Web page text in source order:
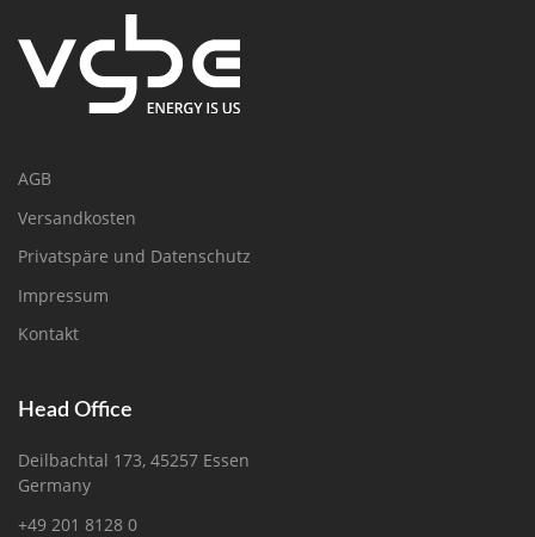
AGB
Versandkosten
Privatspäre und Datenschutz
Impressum
Kontakt
Head Office
Deilbachtal 173, 45257 Essen
Germany
+49 201 8128 0